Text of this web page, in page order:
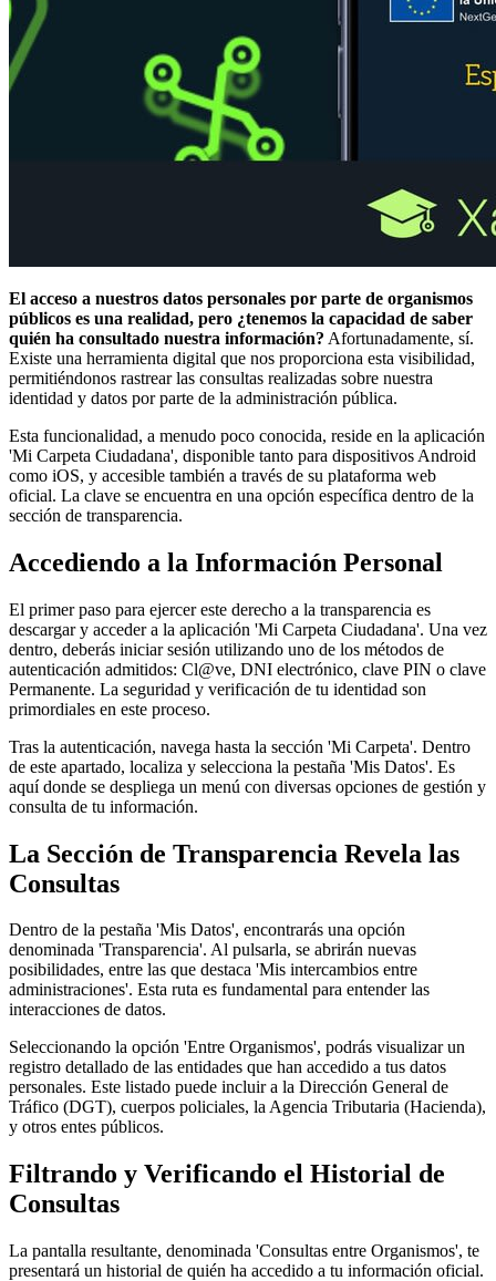
El acceso a nuestros datos personales por parte de organismos
públicos es una realidad, pero ¿tenemos la capacidad de saber
quién ha consultado nuestra información? Afortunadamente, sí.
Existe una herramienta digital que nos proporciona esta visibilidad,
permitiéndonos rastrear las consultas realizadas sobre nuestra
identidad y datos por parte de la administración pública.
Esta funcionalidad, a menudo poco conocida, reside en la aplicación
'Mi Carpeta Ciudadana', disponible tanto para dispositivos Android
como iOS, y accesible también a través de su plataforma web
oficial. La clave se encuentra en una opción específica dentro de la
sección de transparencia.
Accediendo a la Información Personal
El primer paso para ejercer este derecho a la transparencia es
descargar y acceder a la aplicación 'Mi Carpeta Ciudadana'. Una vez
dentro, deberás iniciar sesión utilizando uno de los métodos de
autenticación admitidos: Cl@ve, DNI electrónico, clave PIN o clave
Permanente. La seguridad y verificación de tu identidad son
primordiales en este proceso.
Tras la autenticación, navega hasta la sección 'Mi Carpeta'. Dentro
de este apartado, localiza y selecciona la pestaña 'Mis Datos'. Es
aquí donde se despliega un menú con diversas opciones de gestión y
consulta de tu información.
La Sección de Transparencia Revela las
Consultas
Dentro de la pestaña 'Mis Datos', encontrarás una opción
denominada 'Transparencia'. Al pulsarla, se abrirán nuevas
posibilidades, entre las que destaca 'Mis intercambios entre
administraciones'. Esta ruta es fundamental para entender las
interacciones de datos.
Seleccionando la opción 'Entre Organismos', podrás visualizar un
registro detallado de las entidades que han accedido a tus datos
personales. Este listado puede incluir a la Dirección General de
Tráfico (DGT), cuerpos policiales, la Agencia Tributaria (Hacienda),
y otros entes públicos.
Filtrando y Verificando el Historial de
Consultas
La pantalla resultante, denominada 'Consultas entre Organismos', te
presentará un historial de quién ha accedido a tu información oficial.